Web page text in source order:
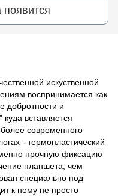
искуственной
воспринимается как
добротности и
вставляется
современного
- термопластический
прочную фиксацию
планшета, чем
специально под
к нему не просто